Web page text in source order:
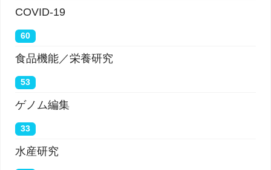
COVID-19
60
食品機能／栄養研究
53
ゲノム編集
33
水産研究